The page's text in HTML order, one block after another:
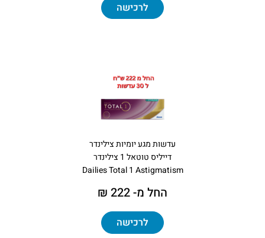
לרכישה
עדשות מגע יומיות צילינדר
דייליס טוטאל 1 צילינדר
Dailies Total 1 Astigmatism
החל מ- 222 ₪
לרכישה